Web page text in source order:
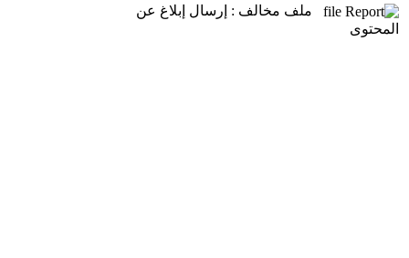
ملف مخالف : إرسال إبلاغ عن
المحتوى